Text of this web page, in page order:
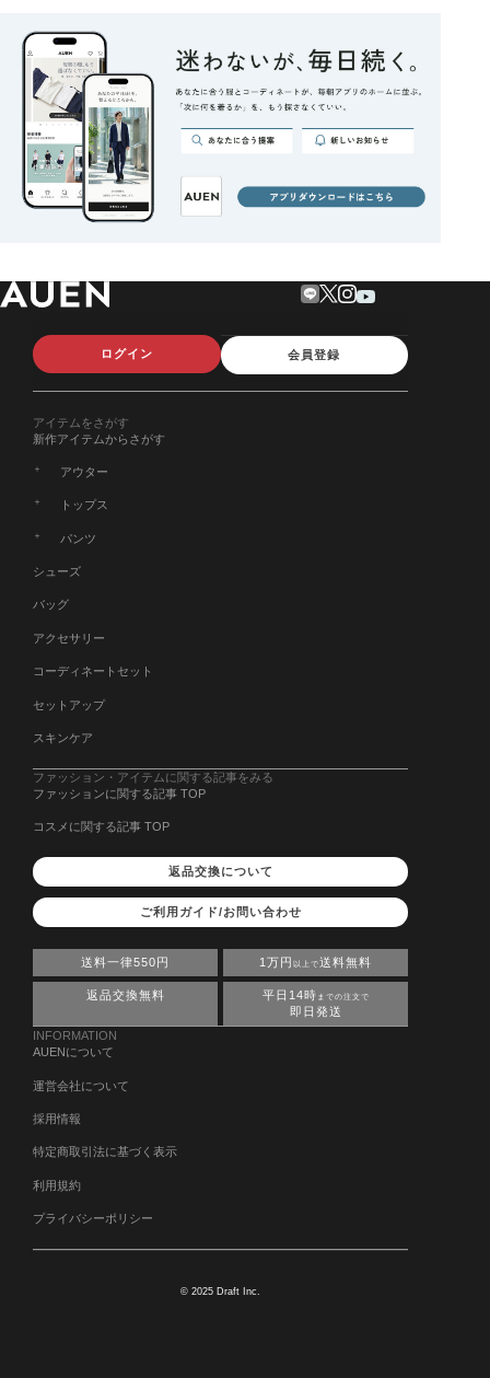
ログイン 会員登録
アイテムをさがす
新作アイテムからさがす
アウター
トップス
パンツ
シューズ
バッグ
アクセサリー
コーディネートセット
セットアップ
スキンケア
ファッション・アイテムに関する記事をみる
ファッションに関する記事 TOP
コスメに関する記事 TOP
返品交換について
ご利用ガイド/お問い合わせ
送料一律550円 1万円 以上で送料無料
返品交換無料 平日14時 までの注文で
即日発送
INFORMATION
AUENについて
運営会社について
採用情報
特定商取引法に基づく表示
利用規約
プライバシーポリシー
© 2025 Draft Inc.